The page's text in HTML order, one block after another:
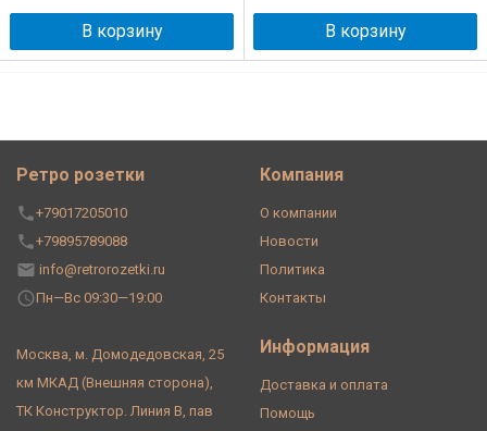
В корзину В корзину
Ретро розетки
+79017205010
+79895789088
info@retrorozetki.ru
Пн—Вс 09:30—19:00
Москва, м. Домодедовская, 25
км МКАД (Внешняя сторона),
ТК Конструктор. Линия В, пав
Компания
О компании
Новости
Политика
Контакты
Информация
Доставка и оплата
Помощь